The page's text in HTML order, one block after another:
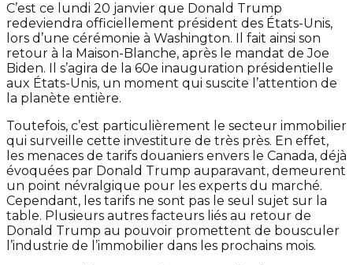
C’est ce lundi 20 janvier que Donald Trump
redeviendra officiellement président des États-Unis,
lors d’une cérémonie à Washington. Il fait ainsi son
retour à la Maison-Blanche, après le mandat de Joe
Biden. Il s’agira de la 60e inauguration présidentielle
aux États-Unis, un moment qui suscite l’attention de
la planète entière.
Toutefois, c’est particulièrement le secteur immobilier
qui surveille cette investiture de très près. En effet,
les menaces de tarifs douaniers envers le Canada, déjà
évoquées par Donald Trump auparavant, demeurent
un point névralgique pour les experts du marché.
Cependant, les tarifs ne sont pas le seul sujet sur la
table. Plusieurs autres facteurs liés au retour de
Donald Trump au pouvoir promettent de bousculer
l’industrie de l’immobilier dans les prochains mois.